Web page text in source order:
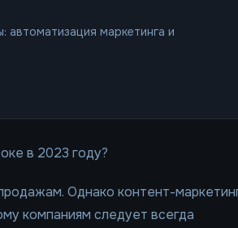
маркетинга и
в 2023 году?
Однако контент-
компаниям следует всегда